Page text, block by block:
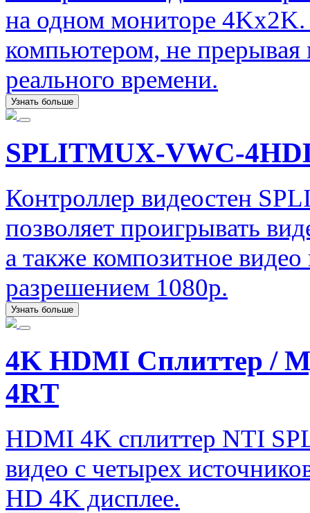
на одном мониторе 4Kx2K.
компьютером, не
реального времени.
Узнать больше
SPLITMUX-VWC-
Контроллер видеостен
позволяет проигрывать
а также композитное
разрешением 1080p.
Узнать больше
4K HDMI Сплиттер /
4RT
HDMI 4K сплиттер NTI
видео с четырех
HD 4K дисплее.